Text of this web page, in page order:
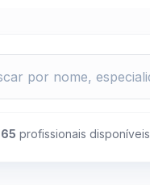
65 profissionais disponíveis